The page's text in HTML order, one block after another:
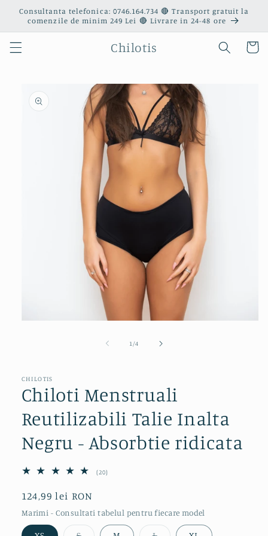
Salt la
conținut
Consultanta telefonica: 0746.164.734 🔴 Transport gratuit la
comenzile de minim 249 Lei 🔴 Livrare in 24-48 ore
Chilotis Coș
informațiile
despre
produs
fereastră
modală
1 /din
4
CHILOTIS
Chiloti Menstruali
Reutilizabili Talie Inalta
Negru - Absorbtie ridicata
(20)
Preț
obișnuit
124,99 lei RON
Marimi - Consultati tabelul pentru fiecare model